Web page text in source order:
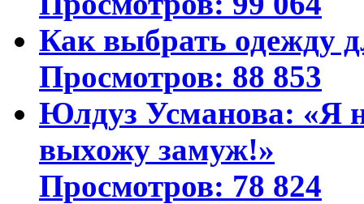
Как выбрать одежду
Просмотров: 88 853
Юлдуз Усманова: «Я
выхожу замуж!»
Просмотров: 78 824